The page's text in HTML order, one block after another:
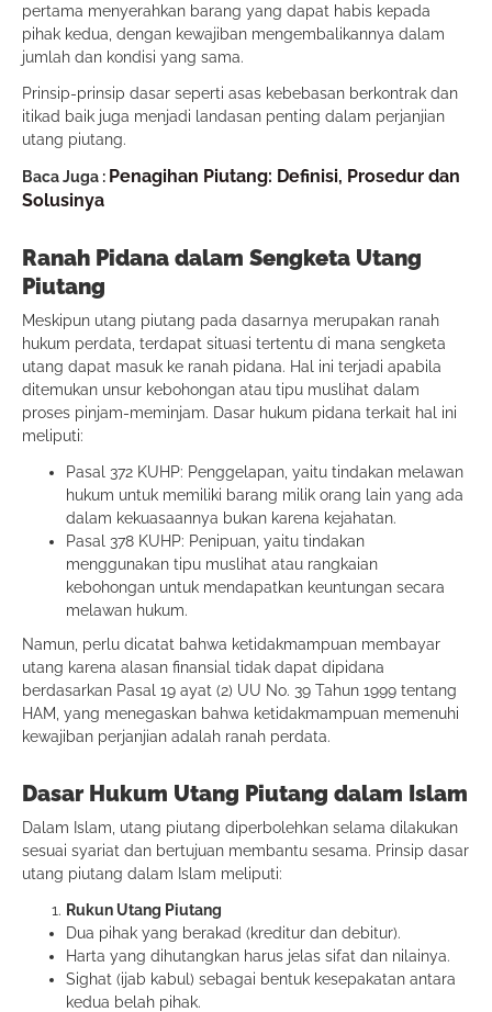
pertama menyerahkan barang yang dapat habis kepada
pihak kedua, dengan kewajiban mengembalikannya dalam
jumlah dan kondisi yang sama.
Prinsip-prinsip dasar seperti asas kebebasan berkontrak dan
itikad baik juga menjadi landasan penting dalam perjanjian
utang piutang.
Baca Juga : Penagihan Piutang: Definisi, Prosedur dan
Solusinya
Ranah Pidana dalam Sengketa Utang
Piutang
Meskipun utang piutang pada dasarnya merupakan ranah
hukum perdata, terdapat situasi tertentu di mana sengketa
utang dapat masuk ke ranah pidana. Hal ini terjadi apabila
ditemukan unsur kebohongan atau tipu muslihat dalam
proses pinjam-meminjam. Dasar hukum pidana terkait hal ini
meliputi:
Pasal 372 KUHP: Penggelapan, yaitu tindakan melawan
hukum untuk memiliki barang milik orang lain yang ada
dalam kekuasaannya bukan karena kejahatan.
Pasal 378 KUHP: Penipuan, yaitu tindakan
menggunakan tipu muslihat atau rangkaian
kebohongan untuk mendapatkan keuntungan secara
melawan hukum.
Namun, perlu dicatat bahwa ketidakmampuan membayar
utang karena alasan finansial tidak dapat dipidana
berdasarkan Pasal 19 ayat (2) UU No. 39 Tahun 1999 tentang
HAM, yang menegaskan bahwa ketidakmampuan memenuhi
kewajiban perjanjian adalah ranah perdata.
Dasar Hukum Utang Piutang dalam Islam
Dalam Islam, utang piutang diperbolehkan selama dilakukan
sesuai syariat dan bertujuan membantu sesama. Prinsip dasar
utang piutang dalam Islam meliputi:
Rukun Utang Piutang
Dua pihak yang berakad (kreditur dan debitur).
Harta yang dihutangkan harus jelas sifat dan nilainya.
Sighat (ijab kabul) sebagai bentuk kesepakatan antara
kedua belah pihak.